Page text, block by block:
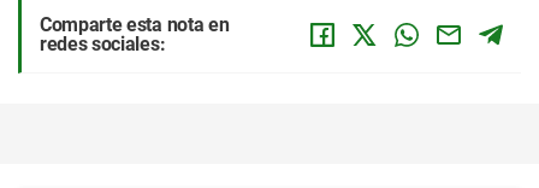
Comparte esta nota en
redes sociales: